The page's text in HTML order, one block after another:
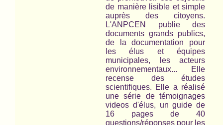
de manière lisible et simple
auprès des citoyens.
L'ANPCEN publie des
documents grands publics,
de la documentation pour
les élus et équipes
municipales, les acteurs
environnementaux... Elle
recense des études
scientifiques. Elle a réalisé
une série de témoignages
videos d'élus, un guide de
16 pages de 40
questions/réponses pour les